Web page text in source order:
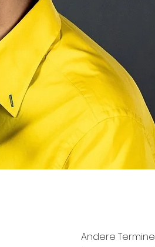
Andere Termine